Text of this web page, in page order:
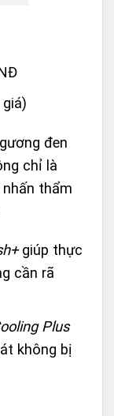
đen
chỉ là
thẩm
giúp thực
cần rã
Plus
không bị